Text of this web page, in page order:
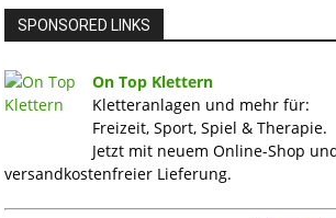
SPONSORED LINKS
On Top Klettern
Kletteranlagen und mehr für:
Freizeit, Sport, Spiel & Therapie.
Jetzt mit neuem Online-Shop
versandkostenfreier Lieferung.